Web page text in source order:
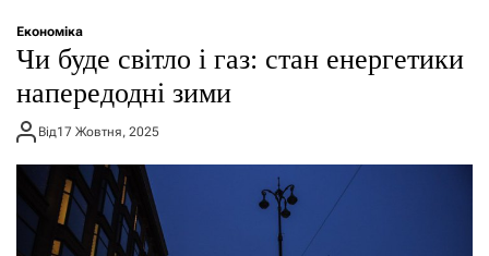
Економіка
Чи буде світло і газ: стан енергетики
напередодні зими
Від17 Жовтня, 2025